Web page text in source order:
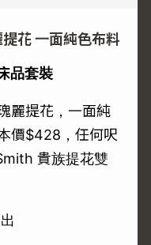
花 一面純色布料
品套裝
麗提花，一面純
價$428，任何呎
貴族提花雙